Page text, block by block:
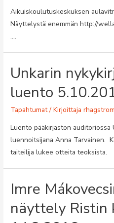
Aikuiskoulutuskeskuksen
Näyttelystä enemmän http://
….
Unkarin
luento
Tapahtumat/ Kirjoittajarhagstrom
Luento pääkirjaston auditoriossa
luennoitsijana Anna Tarvainen.
taiteilija lukee otteita teoksista.
Imre
näyttely Ristin